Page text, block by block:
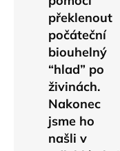
překlenout
počáteční
biouhelný
“hlad” po
živinách.
Nakonec
jsme ho
našli v